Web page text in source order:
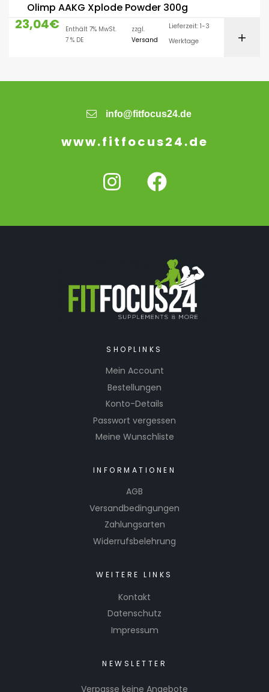
Olimp AAKG Xplode Powder 300g
23,04€
Enthält 7% MwSt.
7 % DE
zzgl.
Versand
Lieferzeit: 1-3
Werktage
info@fitfocus24.de
www.fitfocus24.de
SHOPLINKS
Mein Account
Bestellungen
Konto-Details
Passwort vergessen
Meine Wunschliste
INFORMATIONEN
AGB
Versandbedingungen
Zahlungsarten
Widerrufsbelehrung
WEITERE LINKS
Kontakt
Datenschutz
Impressum
NEWSLETTER
Verpasse keine Angebote